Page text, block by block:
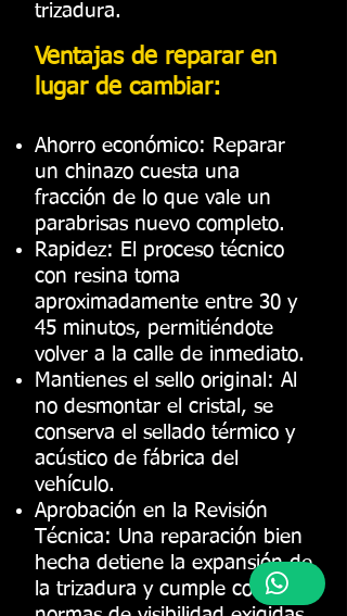
trizadura.
Ventajas de reparar en
lugar de cambiar:
Ahorro económico: Reparar
un chinazo cuesta una
fracción de lo que vale un
parabrisas nuevo completo.
Rapidez: El proceso técnico
con resina toma
aproximadamente entre 30 y
45 minutos, permitiéndote
volver a la calle de inmediato.
Mantienes el sello original: Al
no desmontar el cristal, se
conserva el sellado térmico y
acústico de fábrica del
vehículo.
Aprobación en la Revisión
Técnica: Una reparación bien
hecha detiene la expansión de
la trizadura y cumple con las